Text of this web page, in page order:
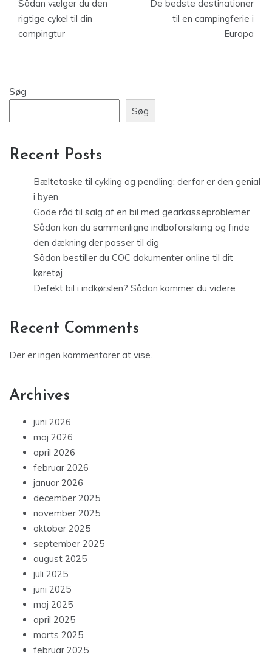
Sådan vælger du den
rigtige cykel til din
campingtur
De bedste destinationer
til en campingferie i
Europa
Søg
Søg
Recent Posts
Bæltetaske til cykling og pendling: derfor er den genial
i byen
Gode råd til salg af en bil med gearkasseproblemer
Sådan kan du sammenligne indboforsikring og finde
den dækning der passer til dig
Sådan bestiller du COC dokumenter online til dit
køretøj
Defekt bil i indkørslen? Sådan kommer du videre
Recent Comments
Der er ingen kommentarer at vise.
Archives
juni 2026
maj 2026
april 2026
februar 2026
januar 2026
december 2025
november 2025
oktober 2025
september 2025
august 2025
juli 2025
juni 2025
maj 2025
april 2025
marts 2025
februar 2025